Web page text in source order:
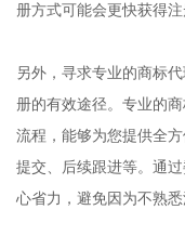
册方式可能会更快获得注
另外，寻求专业的商标
册的有效途径。专业的
流程，能够为您提供全
提交、后续跟进等。通
心省力，避免因为不熟悉